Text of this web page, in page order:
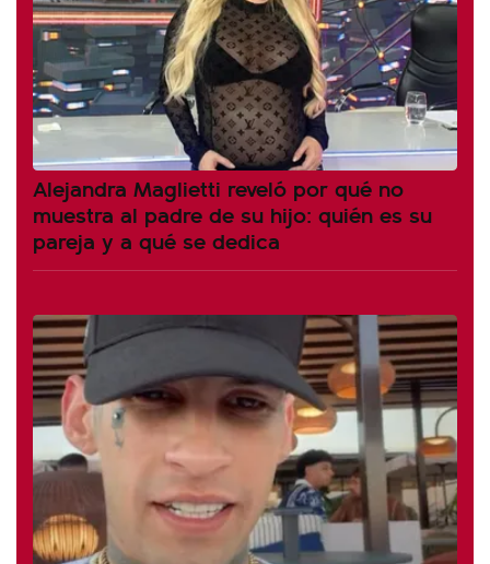
Alejandra Maglietti reveló por qué no
muestra al padre de su hijo: quién es su
pareja y a qué se dedica